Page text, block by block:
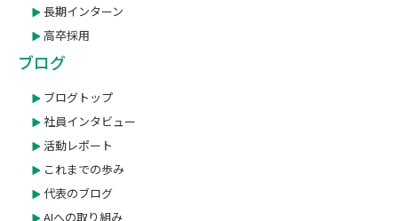
長期インターン
高卒採用
ブログ
ブログトップ
社員インタビュー
活動レポート
これまでの歩み
代表のブログ
AIへの取り組み